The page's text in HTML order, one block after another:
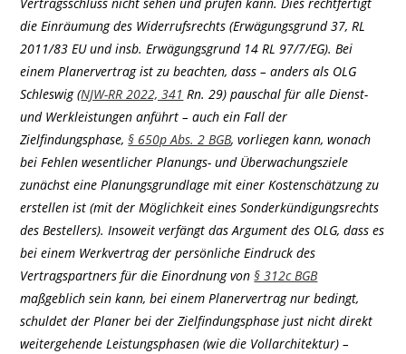
die Einräumung des Widerrufsrechts (Erwägungsgrund 37, RL
2011/83 EU und insb. Erwägungsgrund 14 RL 97/7/EG). Bei
einem Planervertrag ist zu beachten, dass – anders als OLG
Schleswig (NJW-RR 2022, 341 Rn. 29) pauschal für alle Dienst-
und Werkleistungen anführt – auch ein Fall der
Zielfindungsphase,§ 650p Abs. 2 BGB, vorliegen kann, wonach
bei Fehlen wesentlicher Planungs- und Überwachungsziele
zunächst eine Planungsgrundlage mit einer Kostenschätzung zu
erstellen ist (mit der Möglichkeit eines Sonderkündigungsrechts
des Bestellers). Insoweit verfängt das Argument des OLG, dass es
bei einem Werkvertrag der persönliche Eindruck des
Vertragspartners für die Einordnung von§ 312c BGB
maßgeblich sein kann, bei einem Planervertrag nur bedingt,
schuldet der Planer bei der Zielfindungsphase just nicht direkt
weitergehende Leistungsphasen (wie die Vollarchitektur) –